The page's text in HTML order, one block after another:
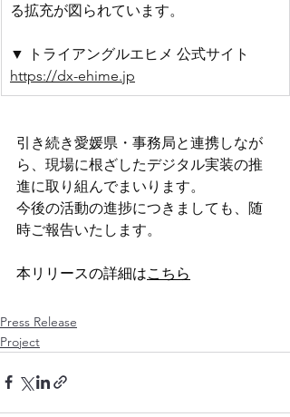
る拡充が図られています。
▼ トライアングルエヒメ 公式サイト
https://dx-ehime.jp
引き続き愛媛県・事務局と連携しなが
ら、現場に根ざしたデジタル実装の推
進に取り組んでまいります。
今後の活動の進捗につきましても、随
時ご報告いたします。
本リリースの詳細はこちら
Press Release
Project